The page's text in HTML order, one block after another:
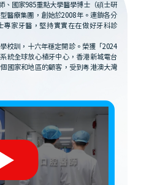
、國家985重點大學醫學博士（碩士研
醫療集團，創始於2008年。連鎖各分
專家牙醫，堅持實實在在做好牙科診
校訓，十六年穩定開診。榮獲「2024
統全球放心植牙中心，香港新城電台
國家和地區的顧客，受到粵港澳大灣